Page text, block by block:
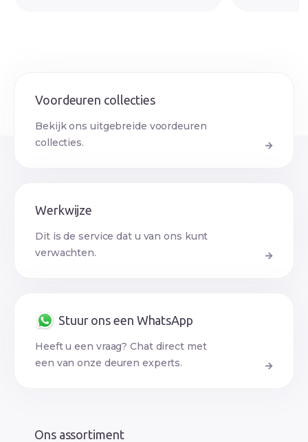
Voordeuren collecties
Bekijk ons uitgebreide voordeuren
collecties.
Werkwijze
Dit is de service dat u van ons kunt
verwachten.
Stuur ons een WhatsApp
Heeft u een vraag? Chat direct met
een van onze deuren experts.
Ons assortiment